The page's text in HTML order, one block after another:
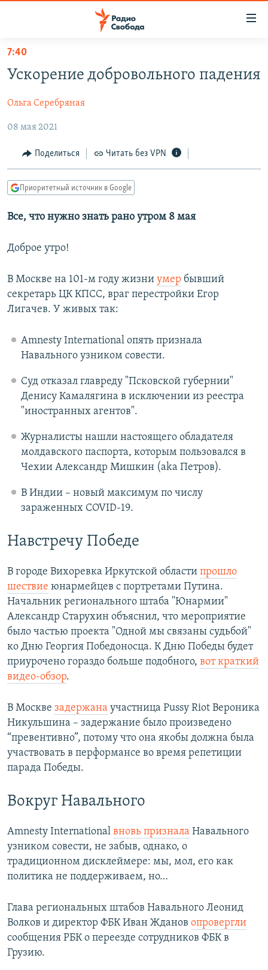
упрощенного
доступа
содержанию
Вернутся
главной
навигации
ПОДКАСТЫ
АВТОРСКИЕ ПРОЕКТЫ
ЦИТАТЫ СВОБОДЫ
МНЕНИЯ
КУЛЬТУРА
IDEL.РЕАЛИИ
КАВКАЗ.РЕАЛИИ
РАСПИСАНИЕ ВЕЩАНИЯ
ПОДПИШИТЕСЬ НА РАССЫЛКУ
Все сайты РСЕ/РС
7:40
Ускорение добровольного падения
Ольга Серебряная
08 мая 2021
Поделиться Читать без VPN
Приоритетный источник в Google
Все, что нужно знать рано утром 8 мая
Доброе утро!
В Москве на 101-м году жизни умер бывший
секретарь ЦК КПСС, враг перестройки Егор
Лигачев. У живых так:
Amnesty International опять признала
Навального узником совести.
Суд отказал главреду "Псковской губернии"
Денису Камалягина в исключении из реестра
"иностранных агентов".
Журналисты нашли настоящего обладателя
молдавского паспорта, которым пользовался в
Чехии Александр Мишкин (aka Петров).
В Индии – новый максимум по числу
зараженных COVID-19.
Навстречу Победе
В городе Вихоревка Иркутской области прошло
шествие юнармейцев с портретами Путина.
Начальник регионального штаба "Юнармии"
Александр Старухин объяснил, что мероприятие
было частью проекта "Одной мы связаны судьбой"
ко Дню Георгия Победоносца. К Дню Победы будет
приурочено гораздо больше подобного, вот краткий
видео-обзор.
В Москве задержана участница Pussy Riot Вероника
Никульшина – задержание было произведено
“превентивно”, потому что она якобы должна была
участвовать в перформансе во время репетиции
парада Победы.
Вокруг Навального
Amnesty International вновь признала Навального
узником совести, не забыв, однако, о
традиционном дисклеймере: мы, мол, его как
политика не поддерживаем, но…
Глава региональных штабов Навального Леонид
Волков и директор ФБК Иван Жданов опровергли
сообщения РБК о переезде сотрудников ФБК в
Грузию.